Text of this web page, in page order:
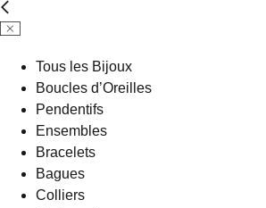
Tous les Bijoux
Boucles d’Oreilles
Pendentifs
Ensembles
Bracelets
Bagues
Colliers